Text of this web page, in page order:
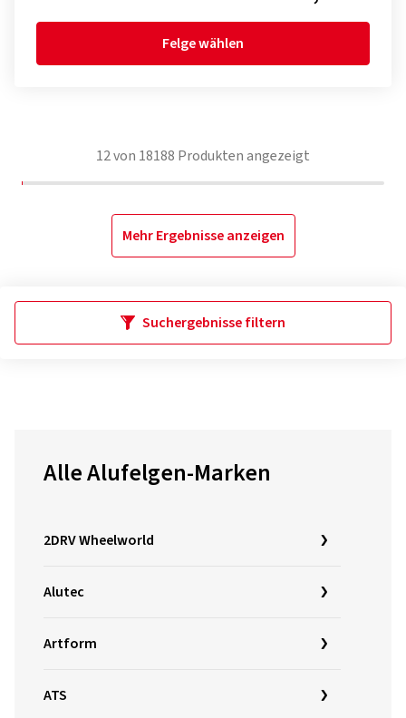
Felge wählen
12von 18188 Produkten angezeigt
Mehr Ergebnisse anzeigen
Suchergebnisse filtern
Alle Alufelgen-Marken
2DRV Wheelworld
Alutec
Artform
ATS